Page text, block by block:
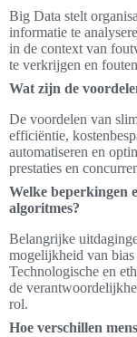
Big Data stelt
informatie te
in de context van
te verkrijgen en
Wat zijn de
De voordelen van
efficiëntie,
automatiseren en
prestaties en
Welke beperkingen
algoritmes?
Belangrijke
mogelijkheid van
Technologische en
de
rol.
Hoe verschillen